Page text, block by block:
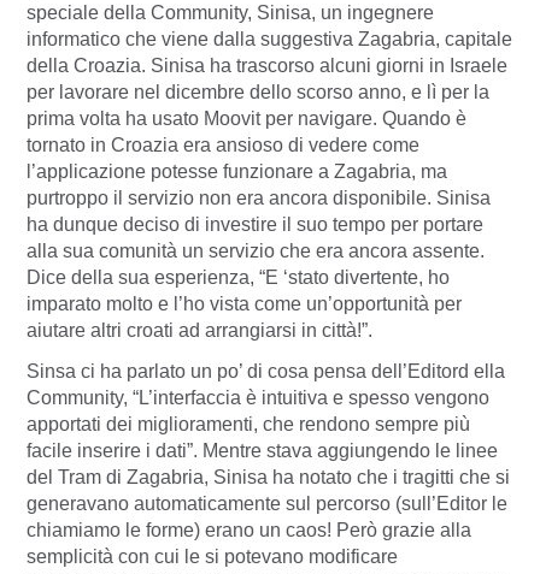
speciale della Community, Sinisa, un ingegnere
informatico che viene dalla suggestiva Zagabria, capitale
della Croazia. Sinisa ha trascorso alcuni giorni in Israele
per lavorare nel dicembre dello scorso anno, e lì per la
prima volta ha usato Moovit per navigare. Quando è
tornato in Croazia era ansioso di vedere come
l’applicazione potesse funzionare a Zagabria, ma
purtroppo il servizio non era ancora disponibile. Sinisa
ha dunque deciso di investire il suo tempo per portare
alla sua comunità un servizio che era ancora assente.
Dice della sua esperienza, “E ‘stato divertente, ho
imparato molto e l’ho vista come un’opportunità per
aiutare altri croati ad arrangiarsi in città!”.
Sinsa ci ha parlato un po’ di cosa pensa dell’Editord ella
Community, “L’interfaccia è intuitiva e spesso vengono
apportati dei miglioramenti, che rendono sempre più
facile inserire i dati”. Mentre stava aggiungendo le linee
del Tram di Zagabria, Sinisa ha notato che i tragitti che si
generavano automaticamente sul percorso (sull’Editor le
chiamiamo le forme) erano un caos! Però grazie alla
semplicità con cui le si potevano modificare